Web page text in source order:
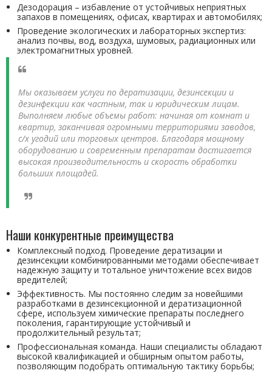
Дезодорация – избавление от устойчивых неприятных
запахов в помещениях, офисах, квартирах и автомобилях;
Проведение экологических и лабораторных экспертиз:
анализ почвы, вод, воздуха, шумовых, радиационных или
электромагнитных уровней.
Мы оказываем услуги по дератизации, дезинсекции и
дезинфекции как частным, так и юридическим лицам.
Выполняем любые объемы работ: начиная от комнат и
квартир, заканчивая огромными территориями заводов,
с/х угодий или торговых центров. Благодаря мощному
оборудованию и современным препаратам достигается
высокая производительность и скорость обработки
больших площадей.
Наши конкурентные преимущества
Комплексный подход. Проведение дератизации и
дезинсекции комбинированными методами обеспечивает
надежную защиту и тотальное уничтожение всех видов
вредителей;
Эффективность. Мы постоянно следим за новейшими
разработками в дезинсекционной и дератизационной
сфере, используем химические препараты последнего
поколения, гарантирующие устойчивый и
продолжительный результат;
Профессиональная команда. Наши специалисты обладают
высокой квалификацией и обширным опытом работы,
позволяющим подобрать оптимальную тактику борьбы;